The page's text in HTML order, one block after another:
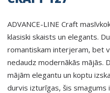
ADVANCE-LINE Craft
klasiski skaists un elegants.
romantiskam interjeram, bet
nedaudz modernākās mājās.
mājām elegantu un koptu
durvis izturīgas, šis